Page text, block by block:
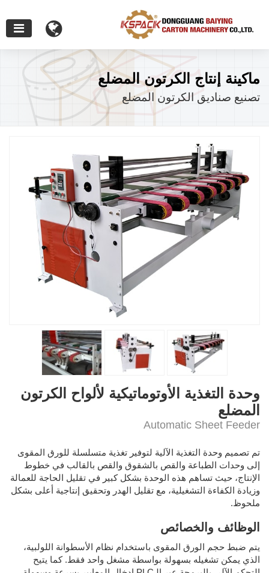
ماكينة إنتاج الكرتون المضلع
تصنيع صناديق الكرتون المضلع
وحدة التغذية الأوتوماتيكية لألواح الكرتون
المضلع
Automatic Sheet Feeder
تم تصميم وحدة التغذية الآلية لتوفير تغذية متسلسلة للورق المقوى
إلى وحدات الطباعة والقص بالشقوق والقص بالقالب في خطوط
الإنتاج، حيث تساهم هذه الوحدة بشكل كبير في تقليل الحاجة للعمالة
وزيادة الكفاءة التشغيلية، مع تقليل الهدر وتحقيق إنتاجية أعلى بشكل
ملحوظ.
الوظائف والخصائص
يتم ضبط حجم الورق المقوى باستخدام نظام الأسطوانة اللولبية،
الذي يمكن تشغيله بسهولة بواسطة مشغل واحد فقط. كما يتيح